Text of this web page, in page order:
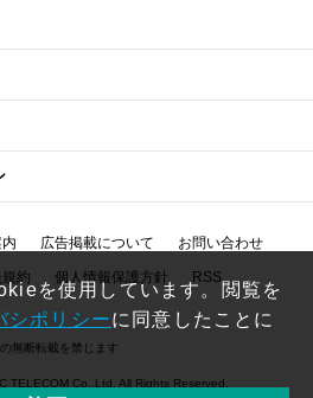
広告掲載について お問い合わせ
約 個人情報保護方針 RSS
無断転載を禁じます
Co.,Ltd. All Rights Reserved.
を使用しています。閲覧を
シポリシーに同意したことに